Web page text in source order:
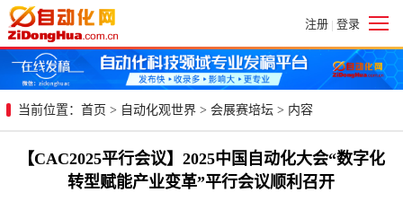
注册 | 登录
当前位置： 首页 > 自动化观世界 > 会展赛培坛 > 内容
【CAC2025平行会议】2025中国自动化大会“数字化
转型赋能产业变革”平行会议顺利召开